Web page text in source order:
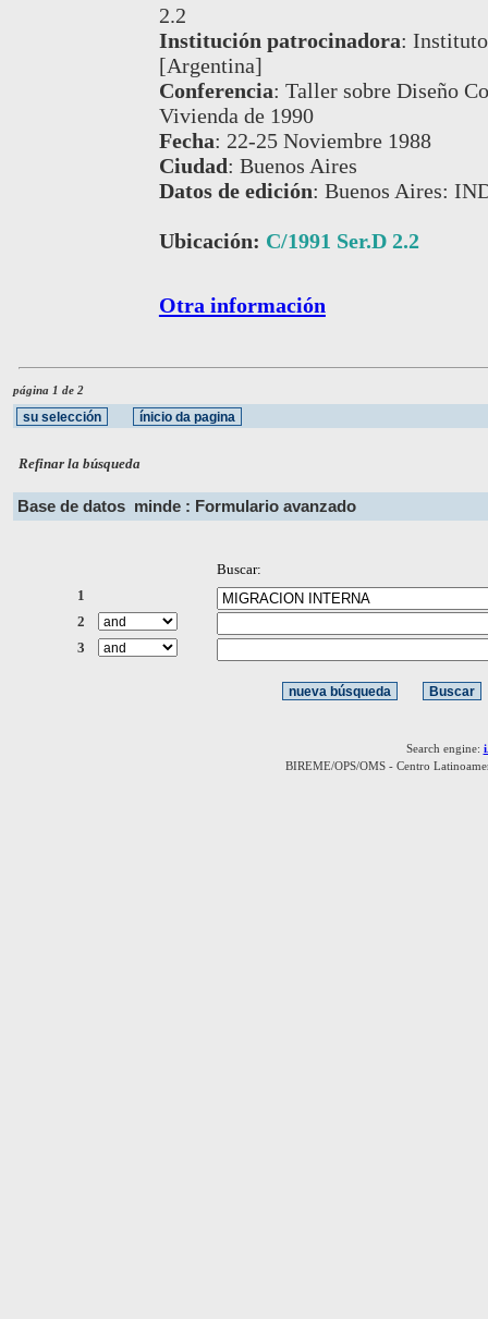
2.2
Institución patrocinadora:
[Argentina]
Conferencia: Taller sobre Diseño
Vivienda de 1990
Fecha: 22-25 Noviembre 1988
Ciudad: Buenos Aires
Datos de edición: Buenos Aires:
Ubicación: C/1991 Ser.D 2.2
Otra información
página 1 de 2
Refinar la búsqueda
Base de datos minde : Formulario avanzado
Buscar:
1
2
3
Search engine:
BIREME/OPS/OMS - Centro